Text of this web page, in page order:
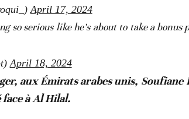
April 17, 2024
serious like he’s about to take a bonus
April 18, 2024
aux Émirats arabes unis, Soufiane
à Al Hilal.